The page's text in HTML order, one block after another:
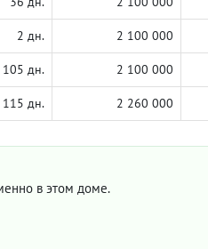
2 дн. 2 100 000
105 дн. 2 100 000
115 дн. 2 260 000
в этом доме.